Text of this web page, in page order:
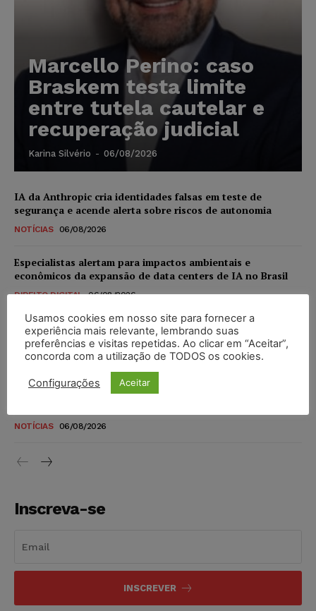
Marcello Perino: caso
Braskem testa limite
entre tutela cautelar e
recuperação judicial
Karina Silvério - 06/08/2026
IA da Anthropic cria identidades falsas em teste de
segurança e acende alerta sobre riscos de autonomia
NOTÍCIAS 06/08/2026
Especialistas alertam para impactos ambientais e
econômicos da expansão de data centers de IA no Brasil
DIREITO DIGITAL 06/08/2026
TSE reforça que sistemas das urnas eletrônicas tornam-se
invioláveis após assinatura digital e lacração
NOTÍCIAS 06/08/2026
STF inicia julgamento sobre constitucionalidade da
NOTÍCIAS 06/08/2026
Inscreva-se
INSCREVER
Usamos cookies em nosso site para fornecer a
experiência mais relevante, lembrando suas
preferências e visitas repetidas. Ao clicar em “Aceitar”,
concorda com a utilização de TODOS os cookies.
Configurações Aceitar